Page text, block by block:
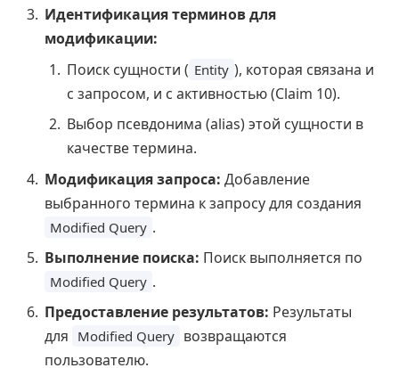
Идентификация терминов для
модификации:
Поиск сущности ( Entity ), которая связана и
с запросом, и с активностью (Claim 10).
Выбор псевдонима (alias) этой сущности в
качестве термина.
Модификация запроса: Добавление
выбранного термина к запросу для создания
Modified Query .
Выполнение поиска: Поиск выполняется по
Modified Query .
Предоставление результатов: Результаты
для Modified Query возвращаются
пользователю.